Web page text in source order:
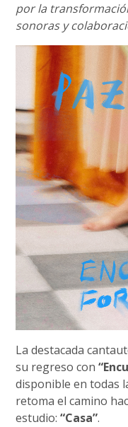
por la
sonoras y
La destacada
su regreso con
disponible en todas
retoma el camino
estudio:“Casa”.